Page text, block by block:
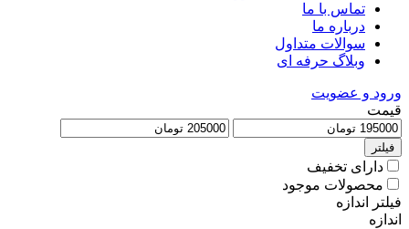
تماس با ما
درباره ما
سوالات متداول
وبلاگ حرفه ای
ورود و عضویت
قیمت
فیلتر
دارای تخفیف
محصولات موجود
فیلتر اندازه
اندازه